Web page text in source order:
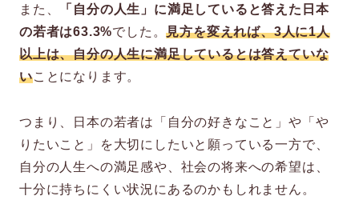
また、
「自分の人生」に満足していると答えた日本
の若者は63.3%でした。見方を変えれば、3人に1人
以上は、自分の人生に満足しているとは答えていな
いことになります。
つまり、日本の若者は「自分の好きなこと」や「や
りたいこと」を大切にしたいと願っている一方で、
自分の人生への満足感や、社会の将来への希望は、
十分に持ちにくい状況にあるのかもしれません。